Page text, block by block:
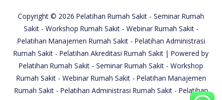
Copyright © 2026 Pelatihan Rumah Sakit - Seminar Rumah
Sakit - Workshop Rumah Sakit - Webinar Rumah Sakit -
Pelatihan Manajemen Rumah Sakit - Pelatihan Administrasi
Rumah Sakit - Pelatihan Akreditasi Rumah Sakit | Powered by
Pelatihan Rumah Sakit - Seminar Rumah Sakit - Workshop
Rumah Sakit - Webinar Rumah Sakit - Pelatihan Manajemen
Rumah Sakit - Pelatihan Administrasi Rumah Sakit - Pelatihan